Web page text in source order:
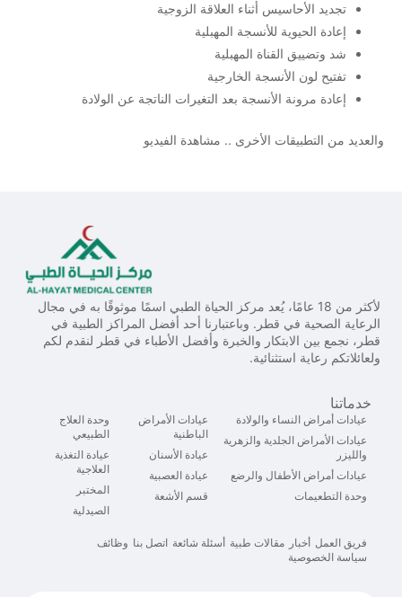
تجديد الأحاسيس أثناء العلاقة الزوجية
إعادة الحيوية للأنسجة المهبلية
شد وتضييق القناة المهبلية
تفتيح لون الأنسجة الخارجية
إعادة مرونة الأنسجة بعد التغيرات الناتجة عن الولادة
والعديد من التطبيقات الأخرى .. مشاهدة الفيديو
لأكثر من 18 عامًا، يُعد مركز الحياة الطبي اسمًا موثوقًا به في مجال
الرعاية الصحية في قطر. وباعتبارنا أحد أفضل المراكز الطبية في
قطر، نجمع بين الابتكار والخبرة وأفضل الأطباء في قطر لنقدم لكم
ولعائلاتكم رعاية استثنائية.
خدماتنا
عيادات أمراض النساء والولادة
عيادات الأمراض الجلدية والزهرية
والليزر
عيادات أمراض الأطفال والرضع
وحدة التطعيمات
عيادات الأمراض
الباطنية
عيادة الأسنان
عيادة العصبية
قسم الأشعة
وحدة العلاج
الطبيعي
عيادة التغذية
العلاجية
المختبر
الصيدلية
فريق العمل أخبار مقالات طبية أسئلة شائعة اتصل بنا وظائف
سياسة الخصوصية